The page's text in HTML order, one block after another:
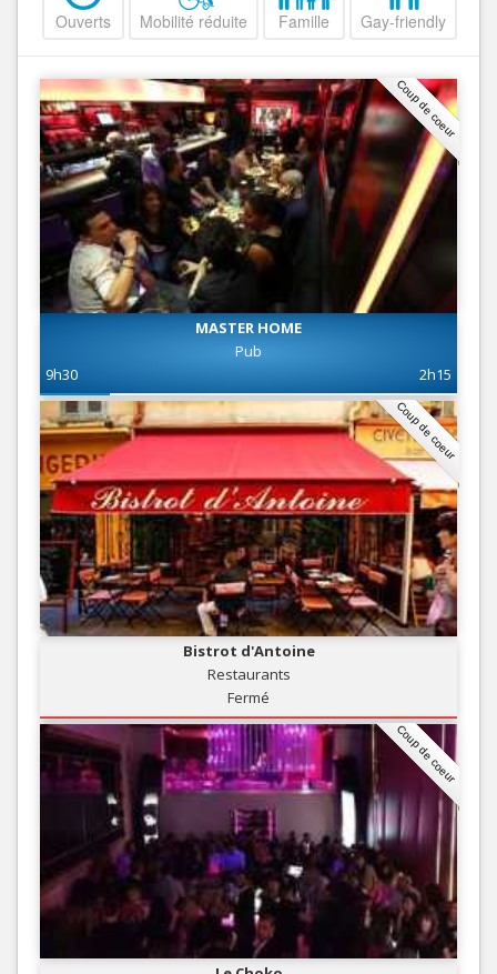
Ouverts Mobilité réduite Famille Gay-friendly
Coup de coeur
MASTER HOME
Pub
9h30
2h15
Coup de coeur
Bistrot d'Antoine
Restaurants
Fermé
Coup de coeur